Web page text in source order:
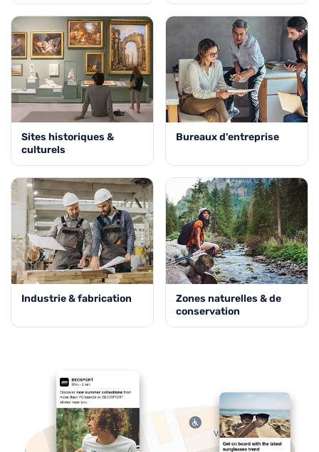
Sites historiques &
culturels
Bureaux d'entreprise
Industrie & fabrication
Zones naturelles & de
conservation